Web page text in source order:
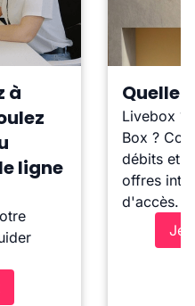
à
ligne
Quelle
Livebox ?
Box ?
débits et
offres
d'accès.
Je